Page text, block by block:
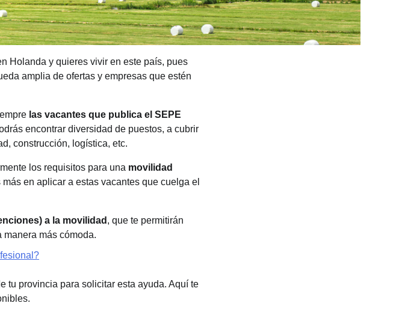
Holanda y quieres vivir en este país, pues
amplia de ofertas y empresas que estén
las vacantes que publica el SEPE
encontrar diversidad de puestos, a cubrir
construcción, logística, etc.
los requisitos para una movilidad
en aplicar a estas vacantes que cuelga el
a la movilidad , que te permitirán
más cómoda.
tu provincia para solicitar esta ayuda. Aquí te